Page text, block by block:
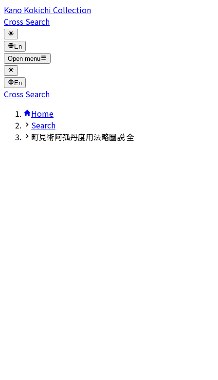
Kano Kokichi Collection
Cross Search
En
Open menu
En
Cross Search
Home
Search
町見術阿孤丹度用法略圖説 全